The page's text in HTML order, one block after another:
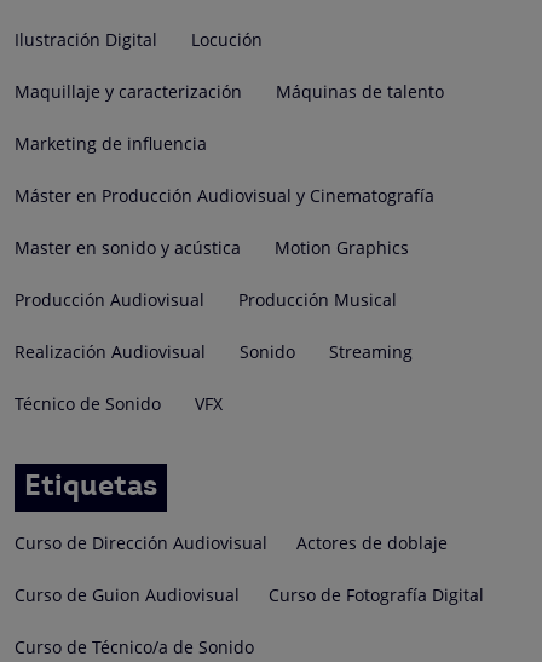
Ilustración Digital Locución
Maquillaje y caracterización Máquinas de talento
Marketing de influencia
Máster en Producción Audiovisual y Cinematografía
Master en sonido y acústica Motion Graphics
Producción Audiovisual Producción Musical
Realización Audiovisual Sonido Streaming
Técnico de Sonido VFX
Etiquetas
Curso de Dirección Audiovisual Actores de doblaje
Curso de Guion Audiovisual Curso de Fotografía Digital
Curso de Técnico/a de Sonido